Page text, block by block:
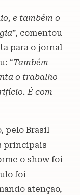
e também o
”, comentou
para o jornal
“Também
o trabalho
É com
pelo Brasil
principais
o show foi
foi
atenção,